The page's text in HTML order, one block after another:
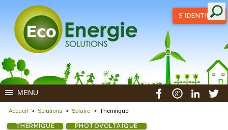
S'IDENTIFIER
MENU
Accueil > Solutions > Solaire > Thermique
THERMIQUE PHOTOVOLTAÏQUE